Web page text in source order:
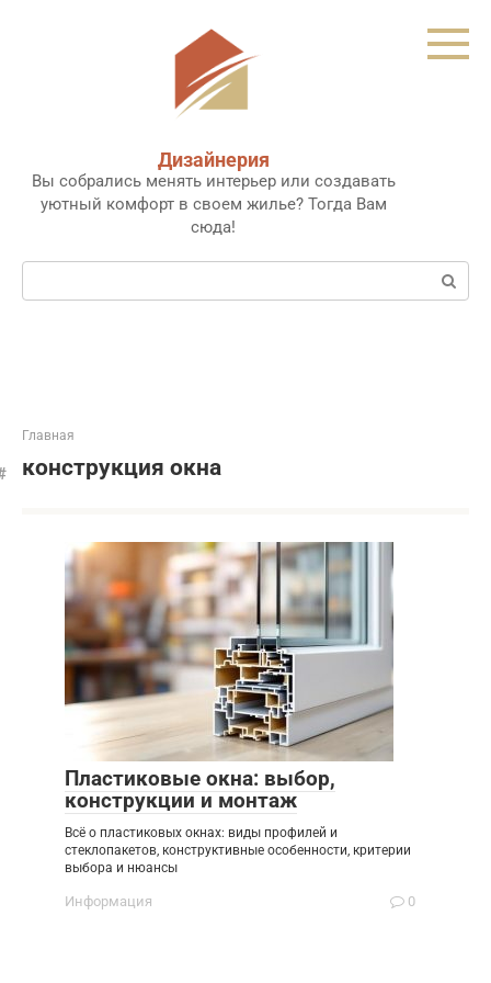
Дизайнерия
Вы собрались менять интерьер или создавать
уютный комфорт в своем жилье? Тогда Вам
сюда!
Поиск:
Главная
конструкция окна
Пластиковые окна: выбор,
конструкции и монтаж
Всё о пластиковых окнах: виды профилей и
стеклопакетов, конструктивные особенности, критерии
выбора и нюансы
Информация 0